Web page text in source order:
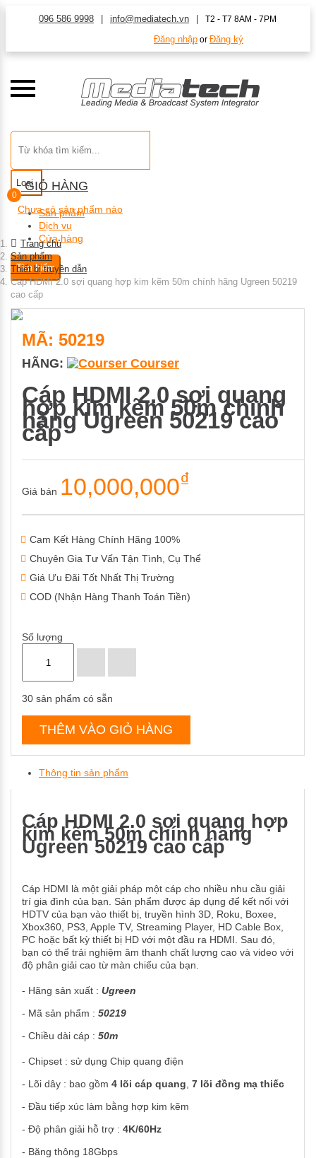
096 586 9998 info@mediatech.vn T2 - T7 8AM - 7PM
Đăng nhập or Đăng ký
Loại
Sản phẩm
Dịch vụ
Cửa hàng
Tìm kiếm
0
GIỎ HÀNG
Chưa có sản phẩm nào
Trang chủ
Sản phẩm
Thiết bị truyền dẫn
Cáp HDMI 2.0 sợi quang hợp kim kẽm 50m chính hãng Ugreen 50219
cao cấp
MÃ: 50219
HÃNG: Courser
Cáp HDMI 2.0 sợi quang
hợp kim kẽm 50m chính
hãng Ugreen 50219 cao
cấp
Giá bán 10,000,000₫
Cam Kết Hàng Chính Hãng 100%
Chuyên Gia Tư Vấn Tận Tình, Cụ Thể
Giá Ưu Đãi Tốt Nhất Thị Trường
COD (Nhận Hàng Thanh Toán Tiền)
Số lượng
30 sản phẩm có sẵn
THÊM VÀO GIỎ HÀNG
Thông tin sản phẩm
Cáp HDMI 2.0 sợi quang hợp
kim kẽm 50m chính hãng
Ugreen 50219 cao cấp
Cáp HDMI là một giải pháp một cáp cho nhiều nhu cầu giải
trí gia đình của bạn. Sản phẩm được áp dụng để kết nối với
HDTV của bạn vào thiết bị, truyền hình 3D, Roku, Boxee,
Xbox360, PS3, Apple TV, Streaming Player, HD Cable Box,
PC hoặc bất kỳ thiết bị HD với một đầu ra HDMI. Sau đó,
bạn có thể trải nghiệm âm thanh chất lượng cao và video với
độ phân giải cao từ màn chiếu của bạn.
- Hãng sản xuất : Ugreen
- Mã sản phẩm : 50219
- Chiều dài cáp : 50m
- Chipset : sử dụng Chip quang điện
- Lõi dây : bao gồm 4 lõi cáp quang 7 lõi đồng mạ thiếc
- Đầu tiếp xúc làm bằng hợp kim kẽm
- Độ phân giải hỗ trợ : 4K/60Hz
- Băng thông 18Gbps